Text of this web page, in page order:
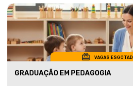
VAGAS
GRADUAÇÃO EM PEDAGOGIA